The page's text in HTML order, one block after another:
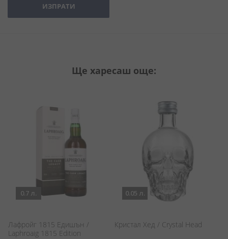
ИЗПРАТИ
Ще харесаш още:
0.7 л.
Лафройг 1815 Едишън /
Laphroaig 1815 Edition
0.05 л.
Кристал Хед / Crystal Head